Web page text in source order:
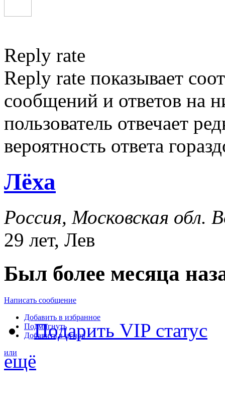
Reply rate
Reply rate показывает
сообщений и ответов на
пользователь отвечает
вероятность ответа
Лёха
Россия, Московская
29 лет, Лев
Был более месяца
Написать сообщение
Добавить в избранное
Подмигнуть
Добавить в игнор
или
Подарить VIP статус
ещё